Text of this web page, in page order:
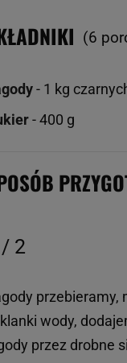
(6
- 1 kg
- 400 g
/ 2
przebieramy,
wody,
przez drobne